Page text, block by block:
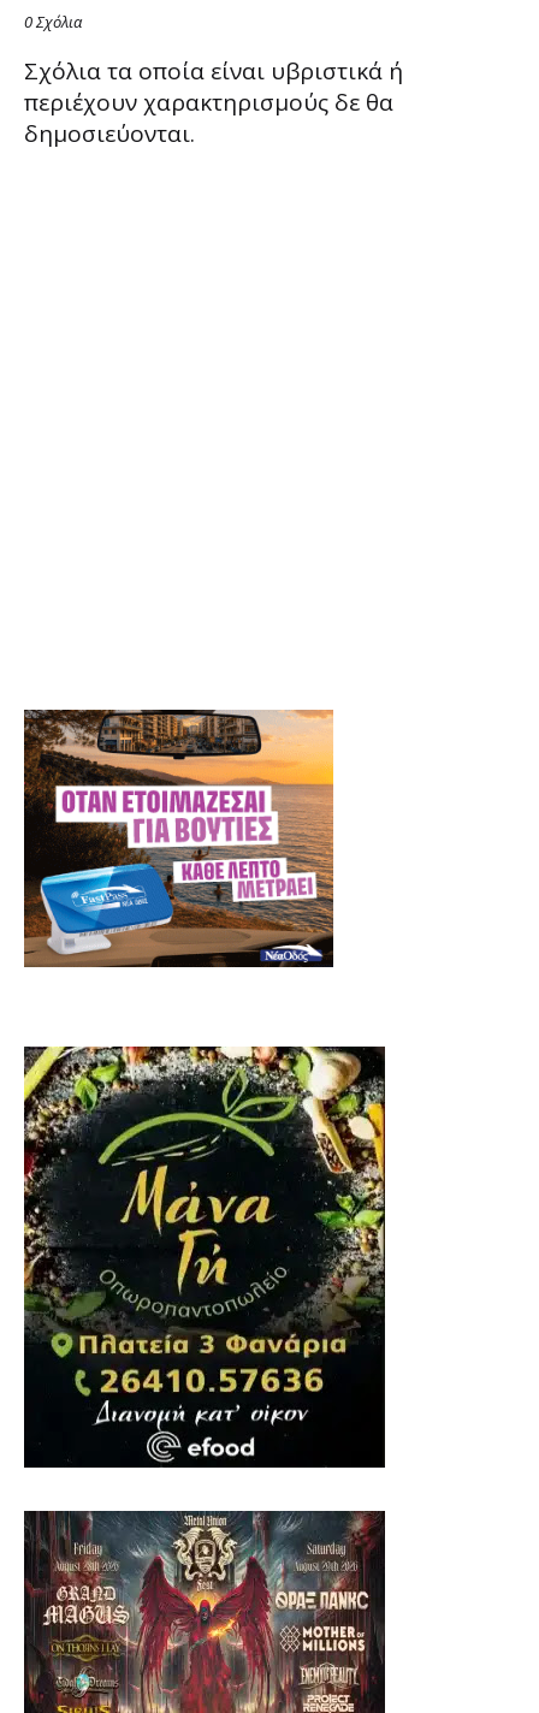
0 Σχόλια
Σχόλια τα οποία είναι υβριστικά ή
περιέχουν χαρακτηρισμούς δε θα
δημοσιεύονται.